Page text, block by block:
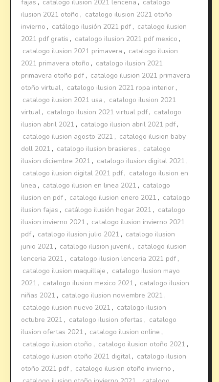
fajas , catalogo ilusion 2021 lenceria , catalogo
ilusion 2021 otoño , catalogo ilusion 2021 otoño
invierno , catálogo ilusión 2021 pdf , catalogo ilusion
2021 pdf gratis , catalogo ilusion 2021 pdf mexico ,
catalogo ilusion 2021 primavera , catalogo ilusion
2021 primavera otoño , catalogo ilusion 2021
primavera otoño pdf , catalogo ilusion 2021 primavera
otoño virtual , catalogo ilusion 2021 ropa interior ,
catalogo ilusion 2021 usa , catalogo ilusion 2021
virtual , catalogo ilusion 2021 virtual pdf , catalogo
ilusion abril 2021 , catalogo ilusion abril 2021 pdf ,
catalogo ilusion agosto 2021 , catalogo ilusion baby
doll 2021 , catalogo ilusion brasieres , catalogo
ilusion diciembre 2021 , catalogo ilusion digital 2021 ,
catalogo ilusion digital 2021 pdf , catalogo ilusion en
linea , catalogo ilusion en linea 2021 , catalogo
ilusion en pdf , catalogo ilusion enero 2021 , catalogo
ilusion fajas , catálogo ilusión hogar 2021 , catalogo
ilusion invierno 2021 , catalogo ilusion invierno 2021
pdf , catalogo ilusion julio 2021 , catalogo ilusion
junio 2021 , catalogo ilusion juvenil , catalogo ilusion
lenceria 2021 , catalogo ilusion lenceria 2021 pdf ,
catalogo ilusion maquillaje , catalogo ilusion mayo
2021 , catalogo ilusion mexico 2021 , catalogo ilusion
niñas 2021 , catalogo ilusion noviembre 2021 ,
catalogo ilusion nuevo 2021 , catalogo ilusion
octubre 2021 , catalogo ilusion ofertas , catalogo
ilusion ofertas 2021 , catalogo ilusion online ,
catalogo ilusion otoño , catalogo ilusion otoño 2021 ,
catalogo ilusion otoño 2021 digital , catalogo ilusion
otoño 2021 pdf , catalogo ilusion otoño invierno ,